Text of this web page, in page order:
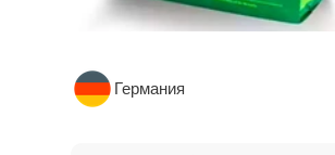
Германия